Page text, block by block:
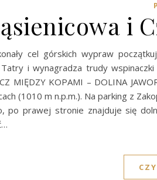
i
cel górskich wypraw
i wynagradza trudy wspinaczki
MIĘDZY KOPAMI – DOLINA
(1010 m n.p.m.). Na parking z
po prawej stronie znajduje się